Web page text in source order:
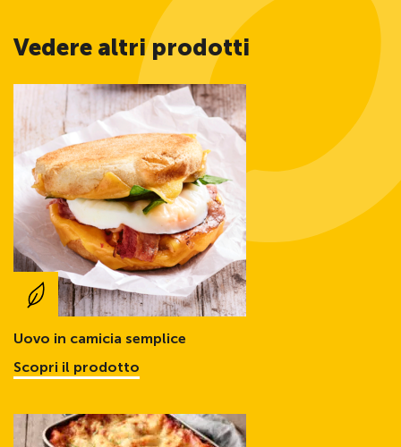
Vedere altri prodotti
Uovo in camicia semplice
Scopri il prodotto